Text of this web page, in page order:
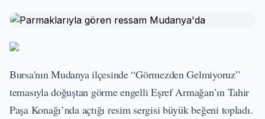
Bursa'nın Mudanya ilçesinde “Görmezden Gelmiyoruz”
temasıyla doğuştan görme engelli Eşref Armağan’ın Tahir
Paşa Konağı’nda açtığı resim sergisi büyük beğeni topladı.